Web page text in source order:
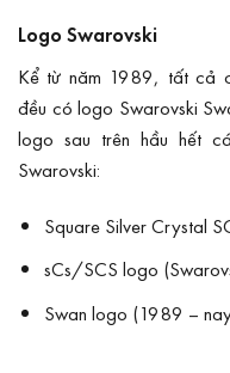
Logo Swarovski
Kể từ năm 1989, tất cả
đều có logo Swarovski
logo sau trên hầu hết
Swarovski:
Square Silver Crystal
sCs/SCS logo
Swan logo (1989 –